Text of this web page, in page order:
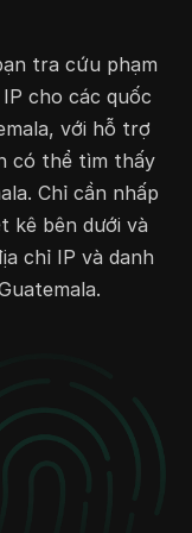
1024
2048
1024
256
256
1024
4096
8192
4096
tra cứu phạm
cho các quốc
với hỗ trợ
có thể tìm thấy
Chỉ cần nhấp
kê bên dưới và
chỉ IP và danh